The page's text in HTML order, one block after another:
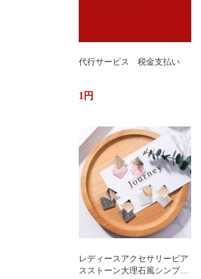
代行サービス 税金支払い
1円
レディースアクセサリーピア
スストーン大理石風シンプル